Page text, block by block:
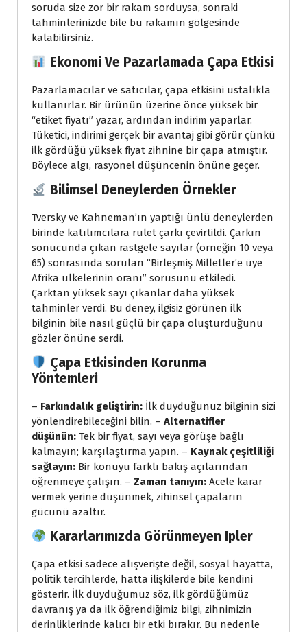
soruda size zor bir rakam sorduysa, sonraki
tahminlerinizde bile bu rakamın gölgesinde
kalabilirsiniz.
Ekonomi Ve Pazarlamada Çapa Etkisi
Pazarlamacılar ve satıcılar, çapa etkisini ustalıkla
kullanırlar. Bir ürünün üzerine önce yüksek bir
“etiket fiyatı” yazar, ardından indirim yaparlar.
Tüketici, indirimi gerçek bir avantaj gibi görür çünkü
ilk gördüğü yüksek fiyat zihnine bir çapa atmıştır.
Böylece algı, rasyonel düşüncenin önüne geçer.
Bilimsel Deneylerden Örnekler
Tversky ve Kahneman’ın yaptığı ünlü deneylerden
birinde katılımcılara rulet çarkı çevirtildi. Çarkın
sonucunda çıkan rastgele sayılar (örneğin 10 veya
65) sonrasında sorulan “Birleşmiş Milletler’e üye
Afrika ülkelerinin oranı” sorusunu etkiledi.
Çarktan yüksek sayı çıkanlar daha yüksek
tahminler verdi. Bu deney, ilgisiz görünen ilk
bilginin bile nasıl güçlü bir çapa oluşturduğunu
gözler önüne serdi.
Çapa Etkisinden Korunma
Yöntemleri
– Farkındalık geliştirin: İlk duyduğunuz bilginin sizi
yönlendirebileceğini bilin. – Alternatifler
düşünün: Tek bir fiyat, sayı veya görüşe bağlı
kalmayın; karşılaştırma yapın. – Kaynak çeşitliliği
sağlayın: Bir konuyu farklı bakış açılarından
öğrenmeye çalışın. – Zaman tanıyın: Acele karar
vermek yerine düşünmek, zihinsel çapaların
gücünü azaltır.
Kararlarımızda Görünmeyen Ipler
Çapa etkisi sadece alışverişte değil, sosyal hayatta,
politik tercihlerde, hatta ilişkilerde bile kendini
gösterir. İlk duyduğumuz söz, ilk gördüğümüz
davranış ya da ilk öğrendiğimiz bilgi, zihnimizin
derinliklerinde kalıcı bir etki bırakır. Bu nedenle